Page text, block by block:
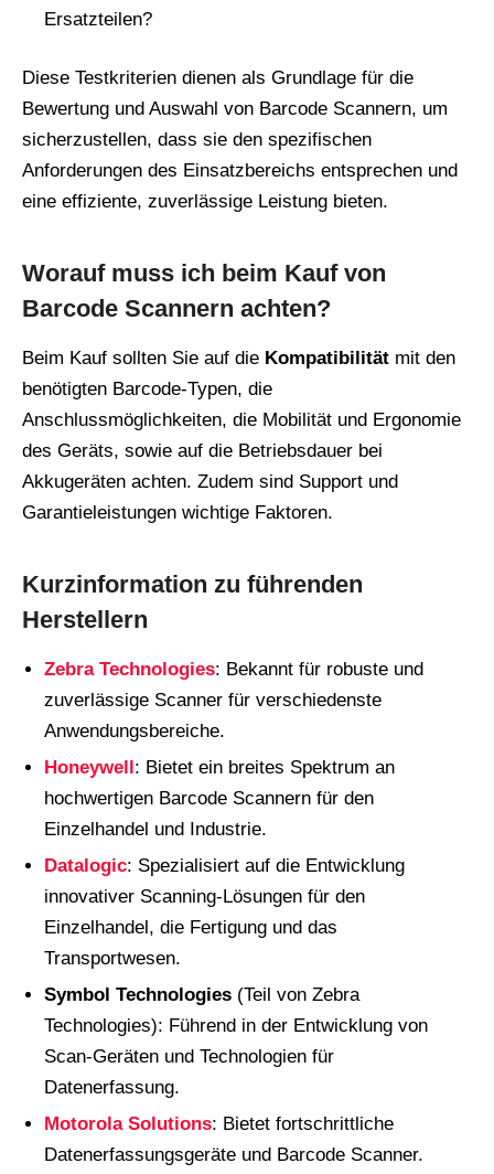
Ersatzteilen?
Diese Testkriterien dienen als Grundlage für die
Bewertung und Auswahl von Barcode Scannern, um
sicherzustellen, dass sie den spezifischen
Anforderungen des Einsatzbereichs entsprechen und
eine effiziente, zuverlässige Leistung bieten.
Worauf muss ich beim Kauf von
Barcode Scannern achten?
Beim Kauf sollten Sie auf die Kompatibilität mit den
benötigten Barcode-Typen, die
Anschlussmöglichkeiten, die Mobilität und Ergonomie
des Geräts, sowie auf die Betriebsdauer bei
Akkugeräten achten. Zudem sind Support und
Garantieleistungen wichtige Faktoren.
Kurzinformation zu führenden
Herstellern
Zebra Technologies: Bekannt für robuste und
zuverlässige Scanner für verschiedenste
Anwendungsbereiche.
Honeywell: Bietet ein breites Spektrum an
hochwertigen Barcode Scannern für den
Einzelhandel und Industrie.
Datalogic: Spezialisiert auf die Entwicklung
innovativer Scanning-Lösungen für den
Einzelhandel, die Fertigung und das
Transportwesen.
Symbol Technologies (Teil von Zebra
Technologies): Führend in der Entwicklung von
Scan-Geräten und Technologien für
Datenerfassung.
Motorola Solutions: Bietet fortschrittliche
Datenerfassungsgeräte und Barcode Scanner.